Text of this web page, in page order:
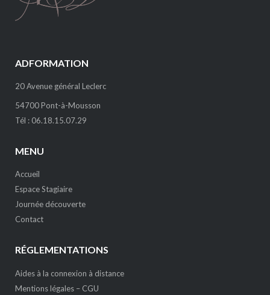
ADFORMATION
20 Avenue général Leclerc
54700 Pont-à-Mousson
Tél : 06.18.15.07.29
MENU
Accueil
Espace Stagiaire
Journée découverte
Contact
RÉGLEMENTATIONS
Aides à la connexion à distance
Mentions légales – CGU